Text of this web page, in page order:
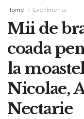
Home Evenimente
Mii de
coada
la
Nicolae,
Nectarie